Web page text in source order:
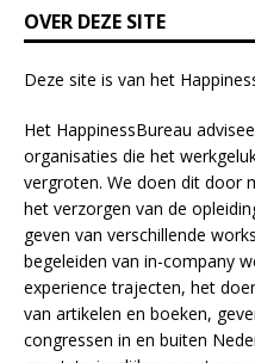
k
.
OVER DEZE SITE
Deze site is van het
Het HappinessBureau
organisaties die het
vergroten. We doen dit door
het verzorgen van de
geven van verschillende
begeleiden van in-company
experiencetrajecten, het
van artikelen en boeken,
congressen in en buiten